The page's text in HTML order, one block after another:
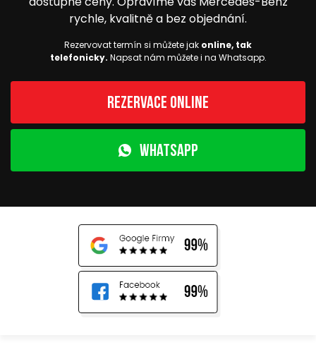
rychle, kvalitně a bez objednání.
Rezervovat termín si můžete jak online, tak
telefonicky. Napsat nám můžete i na Whatsapp.
Rezervace online
WhatsApp